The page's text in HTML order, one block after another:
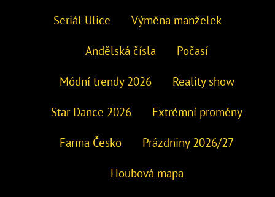
Seriál Ulice Výměna manželek
Andělská čísla Počasí
Módní trendy 2026 Reality show
Star Dance 2026 Extrémní proměny
Farma Česko Prázdniny 2026/27
Houbová mapa